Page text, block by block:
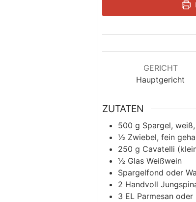
GERICHT
Hauptgericht
ZUTATEN
500 g Spargel,
½ Zwiebel, fein
250 g Cavatelli
½ Glas Weißwein
Spargelfond oder
2 Handvoll
3 EL Parmesan